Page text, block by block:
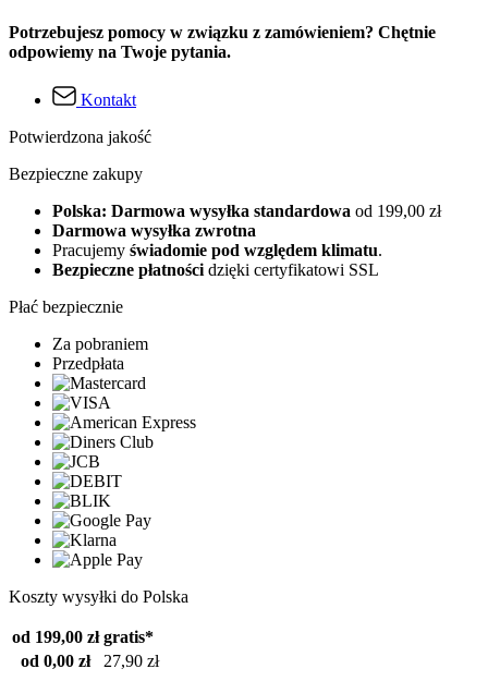
Potrzebujesz pomocy w związku z zamówieniem? Chętnie
odpowiemy na Twoje pytania.
Kontakt
Potwierdzona jakość
Bezpieczne zakupy
Polska: Darmowa wysyłka standardowa od 199,00 zł
Darmowa wysyłka zwrotna
Pracujemy świadomie pod względem klimatu.
Bezpieczne płatności dzięki certyfikatowi SSL
Płać bezpiecznie
Za pobraniem
Przedpłata
Koszty wysyłki do Polska
od 199,00 zł gratis*
od 0,00 zł
27,90 zł